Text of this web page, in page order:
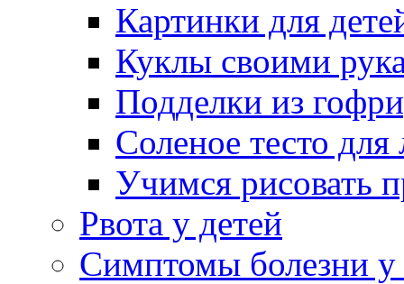
Картинки для
Куклы своими
Подделки из
Соленое тесто для
Учимся рисовать
Рвота у детей
Симптомы болезни у